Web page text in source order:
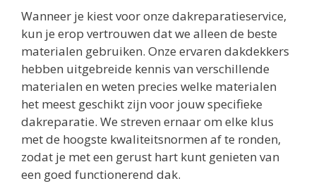
Wanneer je kiest voor onze dakreparatieservice,
kun je erop vertrouwen dat we alleen de beste
materialen gebruiken. Onze ervaren dakdekkers
hebben uitgebreide kennis van verschillende
materialen en weten precies welke materialen
het meest geschikt zijn voor jouw specifieke
dakreparatie. We streven ernaar om elke klus
met de hoogste kwaliteitsnormen af te ronden,
zodat je met een gerust hart kunt genieten van
een goed functionerend dak.